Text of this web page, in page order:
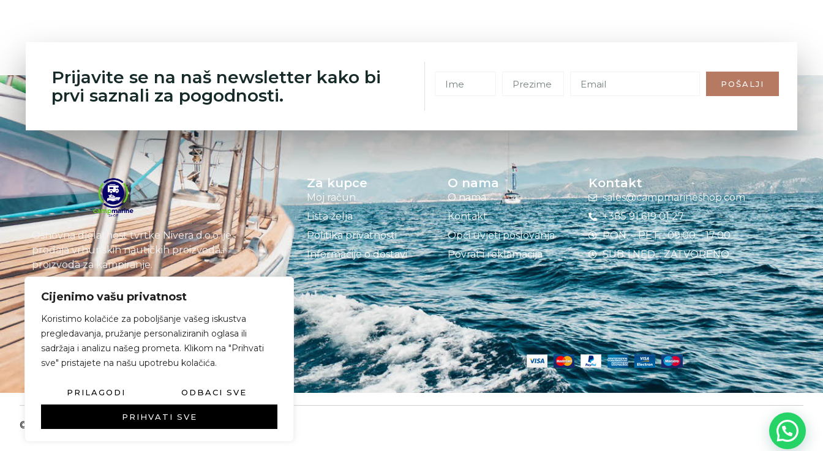
Cijenimo vašu privatnost
Koristimo kolačiće za poboljšanje vašeg iskustva
pregledavanja, pružanje personaliziranih oglasa ili
sadržaja i analizu našeg prometa. Klikom na "Prihvati
sve" pristajete na našu upotrebu kolačića.
PRILAGODI ODBACI SVE
PRIHVATI SVE
Prijavite se na naš newsletter kako bi
prvi saznali za pogodnosti.
POŠALJI
Osnovna djelatnost tvrtke Nivera d.o.o. je
prodaja vrhunskih nautičkih proizvoda i
proizvoda za kampiranje.
Za kupce
Moj račun
Lista želja
Politika privatnosti
Informacije o dostavi
O nama
O nama
Kontakt
Opći uvjeti poslovanja
Povrat i reklamacija
Kontakt
sales@campmarineshop.com
+385 91 619 01 27
PON. – PET. : 09:00 – 17:00
SUB. i NED. : ZATVORENO
© Nivera 2025